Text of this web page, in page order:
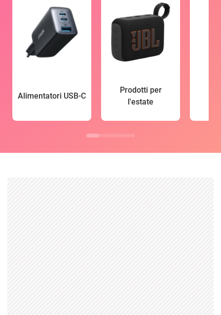
Alimentatori USB-C
Prodotti per
l'estate